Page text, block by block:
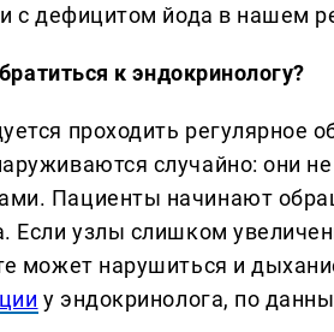
с дефицитом йода в нашем
к эндокринологу?
проходить регулярное
случайно: они
Пациенты начинают
Если узлы слишком
может нарушиться и
у эндокринолога, по